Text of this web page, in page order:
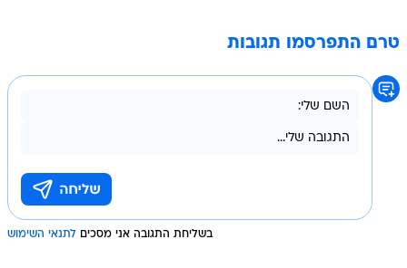
טרם התפרסמו תגובות
בשליחת התגובה אני מסכים לתנאי השימוש